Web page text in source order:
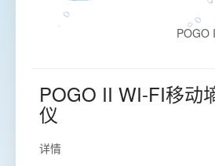
POGO
POGO II WI-FI移动
仪
详情